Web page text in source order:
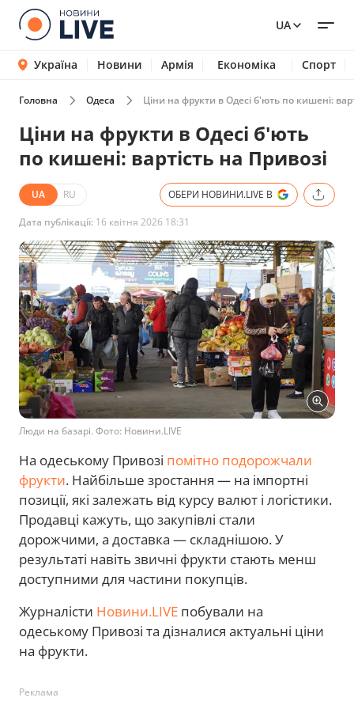
UA
Україна Новини Армія Економіка Спорт
Головна Одеса Ціни на фрукти в Одесі б'ють по кишені:
Ціни на фрукти в Одесі б'ють
по кишені: вартість на Привозі
UA RU ОБЕРИ НОВИНИ.LIVE В
Дата публікації: 16 квітня 2026 18:31
Люди на базарі. Фото: Новини.LIVE
На одеському Привозі помітно подорожчали
фрукти. Найбільше зростання — на імпортні
позиції, які залежать від курсу валют і логістики.
Продавці кажуть, що закупівлі стали
дорожчими, а доставка — складнішою. У
результаті навіть звичні фрукти стають менш
доступними для частини покупців.
Журналісти Новини.LIVE побували на
одеському Привозі та дізналися актуальні ціни
на фрукти.
Реклама